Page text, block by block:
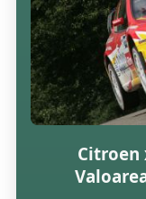
Citroen